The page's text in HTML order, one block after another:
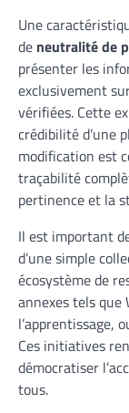
Une
de neutralité de
présenter les
exclusivement
vérifiées. Cette
crédibilité d’une
modification est
traçabilité
pertinence et la
Il est important
d’une simple
écosystème de
annexes tels que
l’apprentissage,
Ces initiatives
démocratiser
tous.